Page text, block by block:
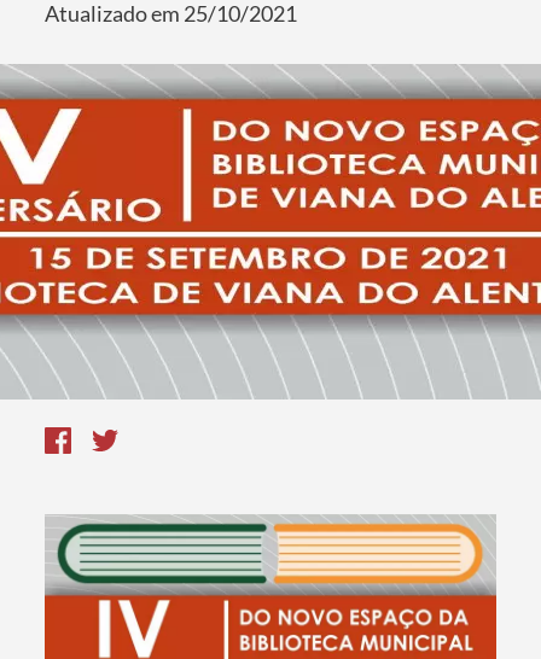
Atualizado em 25/10/2021